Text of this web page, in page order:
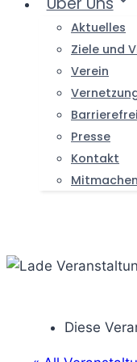
Aktuelles
Ziele und
Verein
Presse
Kontakt
Mitmachen
Diese